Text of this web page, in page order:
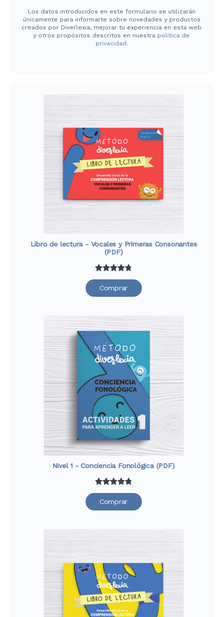
Los datos introducidos en este formulario se utilizarán
únicamente para informarte sobre novedades y productos
creados por Diverlexia, mejorar tu experiencia en esta web
y otros propósitos descritos en nuestra política de
privacidad.
Libro de lectura - Vocales y Primeras Consonantes
(PDF)
Valorado
con4.79
39
valoraciones
de
clientes
Comprar
Nivel 1 - Conciencia Fonológica (PDF)
Valorado
con4.88de
52
Comprar